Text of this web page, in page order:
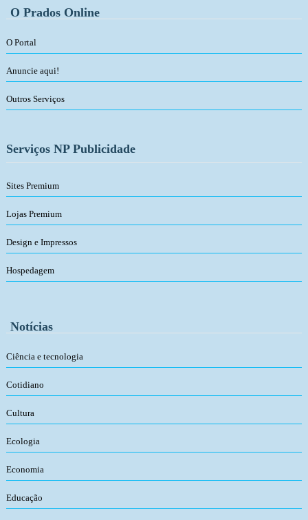
O Prados Online
O Portal
Anuncie aqui!
Outros Serviços
Serviços NP Publicidade
Sites Premium
Lojas Premium
Design e Impressos
Hospedagem
Notícias
Ciência e tecnologia
Cotidiano
Cultura
Ecologia
Economia
Educação